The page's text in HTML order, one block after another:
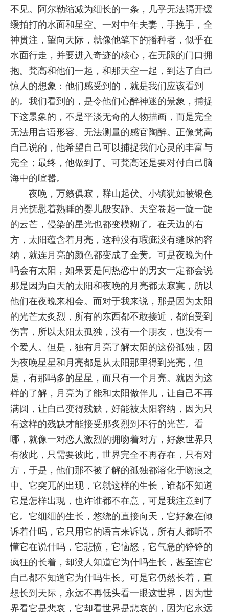
不见。阿尔勒缩减为细长的一条，几乎无法隔开缓
缓拍打的水面和星空。一对中年夫妻，手挽手，全
神贯注，望向天际，就像他笔下的播种者，似乎在
水面行走，并要进入奇迹的核心，在无限的门口拥
抱。梵高和他们一起，和那天空一起，到达了自己
惊人的想象：他们感受到的，就是我们应该看到
的。我们看到的，是令他们心醉神迷的景象，捕捉
下这景象的，不是平淡无奇的人物描画，而是完全
无法用言语形容、无法测量的感官陶醉。正像梵高
自己说的，他希望自己可以捕捉我们心灵的丰富与
完全；最终，他做到了。可梵高还是要对付自己脑
海中的喧嚣。
夜晚，万籁俱寂，群山起伏。小镇犹如被银色
月光抚慰着熟睡的婴儿般安静。天空卷起一旋一旋
的云芒，侵染的星光也都变模糊了。在天边的右
方，太阳蕴含着月亮，这种没有瑕疵没有缝隙的容
纳，就连月亮的颜色都变成了金黄。可是夜晚为什
吗会有太阳，如果要是问热恋中的男女一定都会说
那是因为白天的太阳和夜晚的月亮都太寂寞，所以
他们在夜晚来相会。而对于我来说，那是因为太阳
的光芒太炙烈，所有的东西都不敢接近，都怕受到
伤害，所以太阳太孤独，没有一个朋友，也没有一
个爱人。但是，独有月亮了解太阳的这份孤独，因
为夜晚星星和月亮都是从太阳那里得到光亮，但
是，有那吗多的星星，而只有一个月亮。就因为这
样的了解，月亮为了能和太阳做伴儿，让自己不再
满圆，让自己变得残缺，好能被太阳容纳，因为只
有这样的残缺才能接受那炙烈到不行的光芒。看
哪，就像一对恋人激烈的拥吻着对方，好象世界只
有彼此，只需要彼此，世界完全不再存在，只有对
方，于是，他们那不被了解的孤独都溶化于吻痕之
中。它突兀的出现，它就这样的生长，谁都不知道
它是怎样出现，也许谁都不在意，可是我注意到了
它。它细细的生长，悠绕的直接向天，它好象在倾
诉着什吗，它只用它的语言来诉说，所有人都听不
懂它在说什吗，它悲愤，它恼怒，它气急的铮铮的
疯狂的长着，却没人知道它为什吗生长，甚至连它
自己都不知道它为什吗生长。可是它仍然长着，直
想长到天际，永远不再低头看一眼这世界，因为世
界看它是悲哀，它却看世界是悲哀的，因为它永远